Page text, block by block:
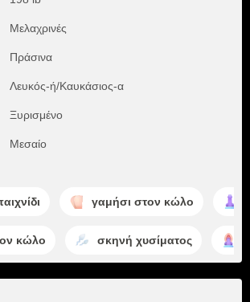
Μελαχρινές
Πράσινα
Λευκός-ή/Καυκάσιος-α
Ξυρισμένο
Μεσαίο
γαμήσι στον κώλο
κώλο σκηνή χυσίματος